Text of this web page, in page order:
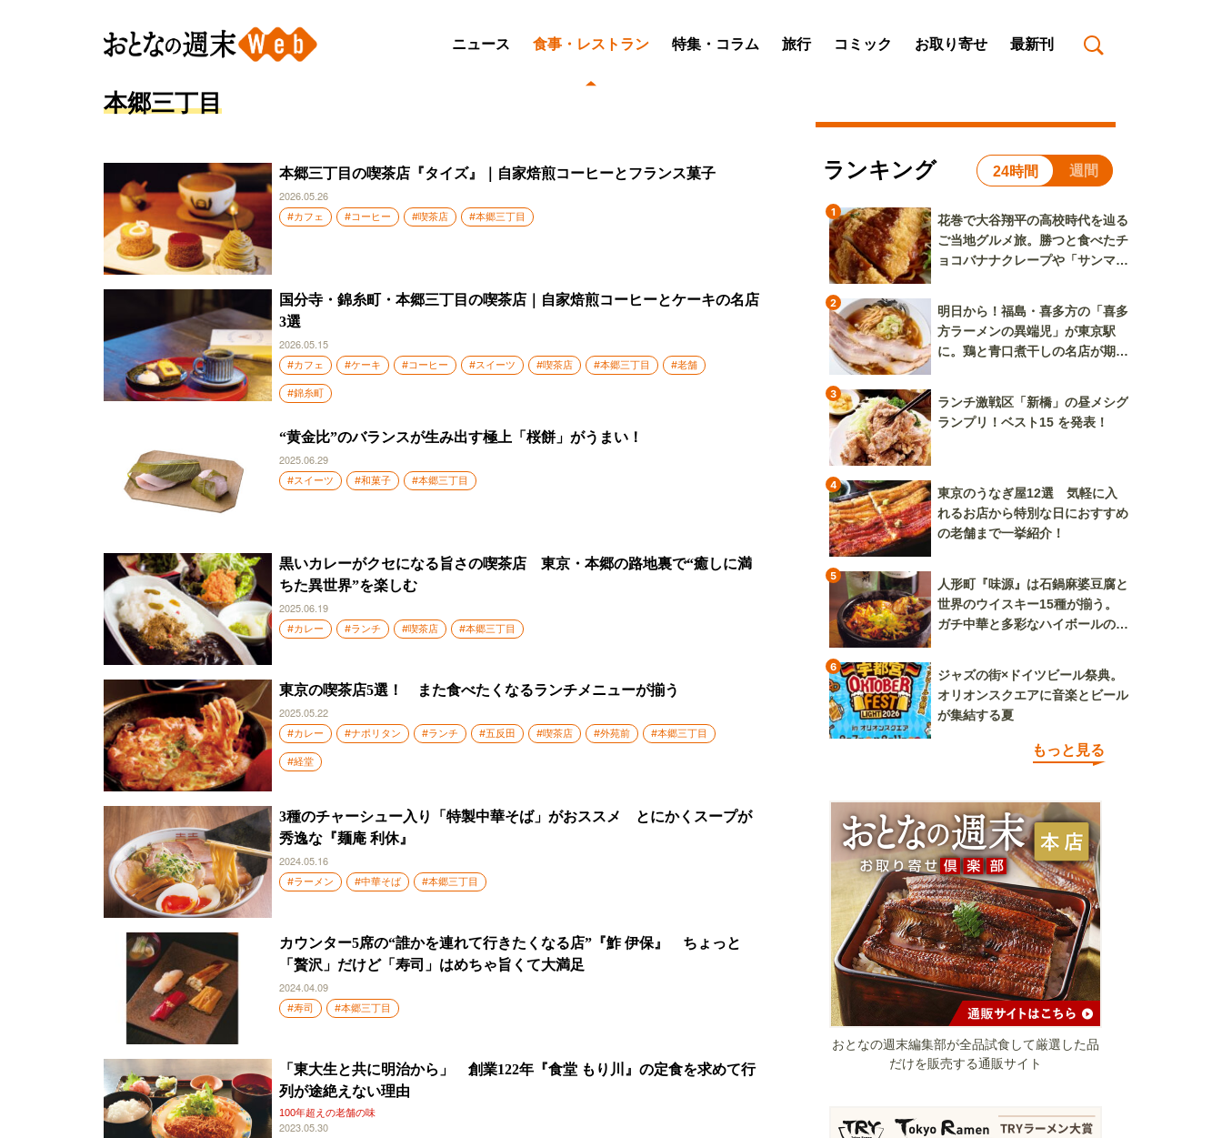
ニュース 食事・レストラン 特集・コラム 旅行 コミック お取り寄せ 最新刊
本郷三丁目
本郷三丁目の喫茶店『タイズ』｜自家焙煎コーヒーとフランス菓子
2026.05.26
#カフェ #コーヒー #喫茶店 #本郷三丁目
国分寺・錦糸町・本郷三丁目の喫茶店｜自家焙煎コーヒーとケーキの名店
3選
2026.05.15
#カフェ #ケーキ #コーヒー #スイーツ #喫茶店 #本郷三丁目 #老舗
#錦糸町
“黄金比”のバランスが生み出す極上「桜餅」がうまい！
2025.06.29
#スイーツ #和菓子 #本郷三丁目
黒いカレーがクセになる旨さの喫茶店 東京・本郷の路地裏で“癒しに満
ちた異世界”を楽しむ
2025.06.19
#カレー #ランチ #喫茶店 #本郷三丁目
東京の喫茶店5選！ また食べたくなるランチメニューが揃う
2025.05.22
#カレー #ナポリタン #ランチ #五反田 #喫茶店 #外苑前 #本郷三丁目
#経堂
3種のチャーシュー入り「特製中華そば」がおススメ とにかくスープが
秀逸な『麺庵 利休』
2024.05.16
#ラーメン #中華そば #本郷三丁目
カウンター5席の“誰かを連れて行きたくなる店”『鮓 伊保』 ちょっと
「贅沢」だけど「寿司」はめちゃ旨くて大満足
2024.04.09
#寿司 #本郷三丁目
「東大生と共に明治から」 創業122年『食堂 もり川』の定食を求めて行
列が途絶えない理由
100年超えの老舗の味
2023.05.30
ランキング 24時間 週間
1
花巻で大谷翔平の高校時代を辿る
ご当地グルメ旅。勝つと食べたチ
ョコバナナクレープや「サンマー
2
明日から！福島・喜多方の「喜多
方ラーメンの異端児」が東京駅
に。鶏と青口煮干しの名店が期間
3
ランチ激戦区「新橋」の昼メシグ
ランプリ！ベスト15 を発表！
4
東京のうなぎ屋12選 気軽に入
れるお店から特別な日におすすめ
の老舗まで一挙紹介！
5
人形町『味源』は石鍋麻婆豆腐と
世界のウイスキー15種が揃う。
ガチ中華と多彩なハイボールの組
6
ジャズの街×ドイツビール祭典。
オリオンスクエアに音楽とビール
が集結する夏
もっと見る
おとなの週末編集部が全品試食して厳選した品
だけを販売する通販サイト